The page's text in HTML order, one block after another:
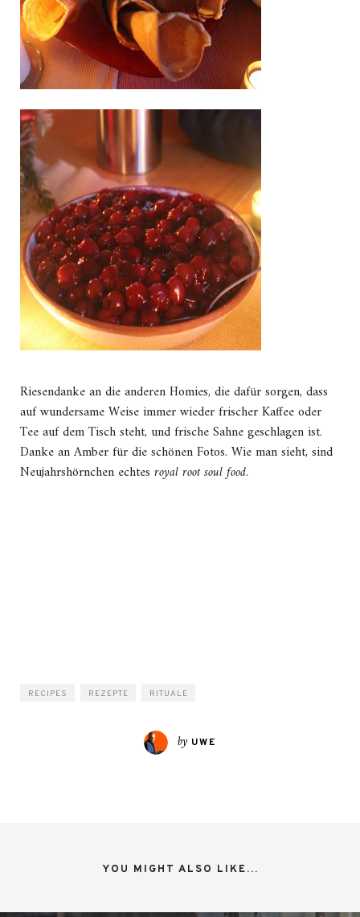
Riesendanke an die anderen Homies, die dafür sorgen, dass
auf wundersame Weise immer wieder frischer Kaffee oder
Tee auf dem Tisch steht, und frische Sahne geschlagen ist.
Danke an Amber für die schönen Fotos. Wie man sieht, sind
Neujahrshörnchen echtes royal root soul food.
RECIPES REZEPTE RITUALE
by UWE
YOU MIGHT ALSO LIKE...